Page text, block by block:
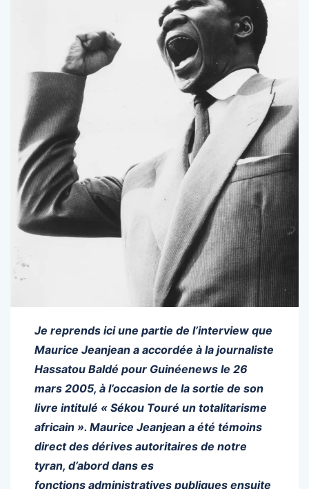
Je reprends ici une partie de l’interview que
Maurice Jeanjean a accordée à la journaliste
Hassatou Baldé pour Guinéenews le 26
mars 2005, à l’occasion de la sortie de son
livre intitulé « Sékou Touré un totalitarisme
africain ». Maurice Jeanjean a été témoins
direct des dérives autoritaires de notre
tyran, d’abord dans es
fonctions administratives publiques ensuite